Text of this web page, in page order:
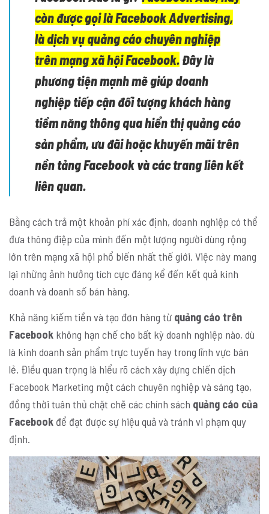
còn được gọi là Facebook Advertising,
là dịch vụ quảng cáo chuyên nghiệp
trên mạng xã hội Facebook.Đây là
phương tiện mạnh mẽ giúp doanh
nghiệp tiếp cận đối tượng khách hàng
tiềm năng thông qua hiển thị quảng cáo
sản phẩm, ưu đãi hoặc khuyến mãi trên
nền tảng Facebook và các trang liên kết
liên quan.
Bằng cách trả một khoản phí xác định, doanh nghiệp có thể
đưa thông điệp của mình đến một lượng người dùng rộng
lớn trên mạng xã hội phổ biến nhất thế giới. Việc này mang
lại những ảnh hưởng tích cực đáng kể đến kết quả kinh
doanh và doanh số bán hàng.
Khả năng kiếm tiền và tạo đơn hàng từ quảng cáo trên
Facebook không hạn chế cho bất kỳ doanh nghiệp nào, dù
là kinh doanh sản phẩm trực tuyến hay trong lĩnh vực bán
lẻ. Điều quan trọng là hiểu rõ cách xây dựng chiến dịch
Facebook Marketing một cách chuyên nghiệp và sáng tạo,
đồng thời tuân thủ chặt chẽ các chính sách quảng cáo của
Facebook để đạt được sự hiệu quả và tránh vi phạm quy
định.